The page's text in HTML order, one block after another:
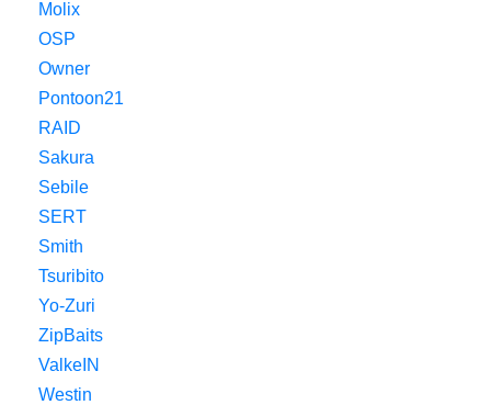
Molix
OSP
Owner
Pontoon21
RAID
Sakura
Sebile
SERT
Smith
Tsuribito
Yo-Zuri
ZipBaits
ValkeIN
Westin